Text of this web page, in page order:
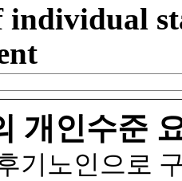
individual
개인수준
기노인으로